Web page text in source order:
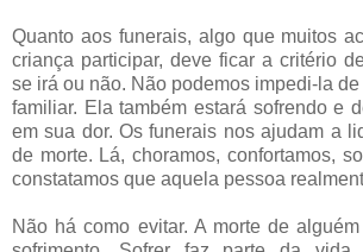
Quanto aos funerais, algo que muitos
criança participar, deve ficar a critério
se irá ou não. Não podemos impedi-la
familiar. Ela também estará sofrendo e
em sua dor. Os funerais nos ajudam a
de morte. Lá, choramos, confortamos,
constatamos que aquela pessoa
Não há como evitar. A morte de